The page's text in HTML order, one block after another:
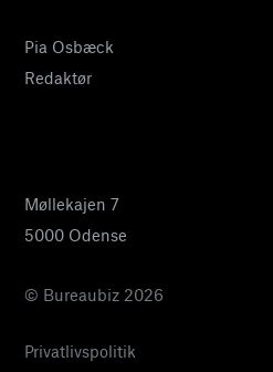
Pia Osbæck
Redaktør
Møllekajen 7
5000 Odense
© Bureaubiz 2026
Privatlivspolitik